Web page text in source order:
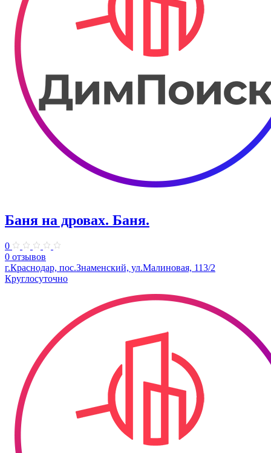
Баня на дровах. Баня.
0
0 отзывов
г.Краснодар, пос.Знаменский, ул.Малиновая, 113/2
Круглосуточно